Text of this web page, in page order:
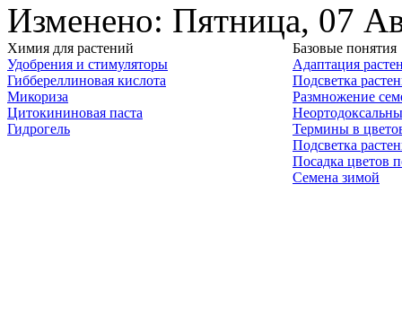
Изменено: Пятница, 07
Химия для растений
Удобрения и стимуляторы
Гиббереллиновая кислота
Микориза
Цитокининовая паста
Гидрогель
Базовые понятия
Адаптация
Подсветка
Размножение
Термины в
Подсветка
Посадка цветов
Семена зимой